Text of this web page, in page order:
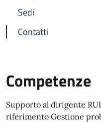
Sedi
Contatti
Competenze
Supporto al dirigente
riferimento Gestione